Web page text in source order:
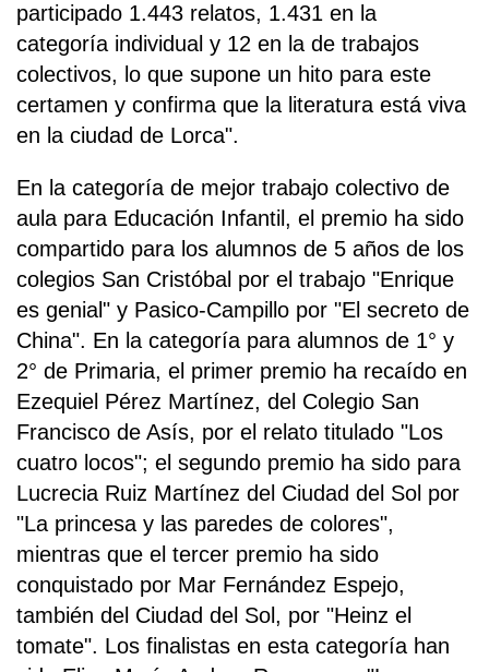
participado 1.443 relatos, 1.431 en la
categoría individual y 12 en la de trabajos
colectivos, lo que supone un hito para este
certamen y confirma que la literatura está viva
en la ciudad de Lorca".
En la categoría de mejor trabajo colectivo de
aula para Educación Infantil, el premio ha sido
compartido para los alumnos de 5 años de los
colegios San Cristóbal por el trabajo "Enrique
es genial" y Pasico-Campillo por "El secreto de
China". En la categoría para alumnos de 1° y
2° de Primaria, el primer premio ha recaído en
Ezequiel Pérez Martínez, del Colegio San
Francisco de Asís, por el relato titulado "Los
cuatro locos"; el segundo premio ha sido para
Lucrecia Ruiz Martínez del Ciudad del Sol por
"La princesa y las paredes de colores",
mientras que el tercer premio ha sido
conquistado por Mar Fernández Espejo,
también del Ciudad del Sol, por "Heinz el
tomate". Los finalistas en esta categoría han